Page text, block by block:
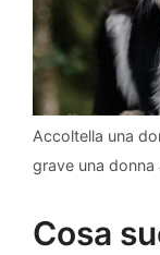
Accoltella una
grave una
Cosa